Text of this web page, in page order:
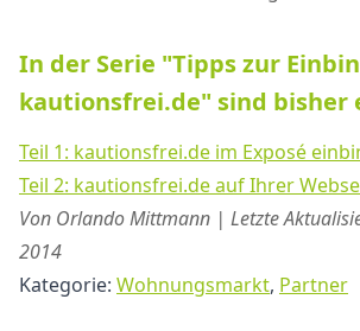
In der Serie "Tipps zur
kautionsfrei.de" sind bisher
Teil 1: kautionsfrei.de im Exposé
Teil 2: kautionsfrei.de auf Ihrer
Von Orlando Mittmann | Letzte
2014
Kategorie: Wohnungsmarkt, Partner